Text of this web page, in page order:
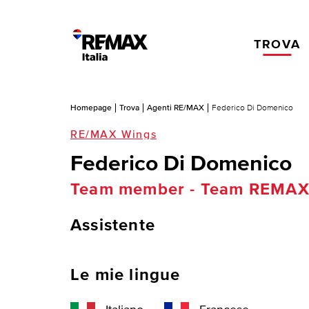
TROVA
Homepage Trova Agenti RE/MAX Federico Di Domenico
RE/MAX Wings
Federico Di Domenico
Team member - Team
Assistente
Le mie lingue